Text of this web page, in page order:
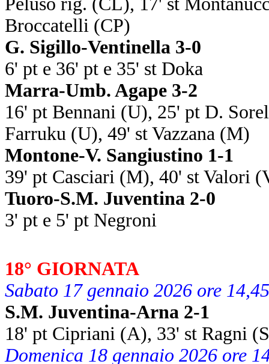
Broccatelli (CP)
G. Sigillo-Ventinella 3-0
6' pt e 36' pt e 35' st Doka
Marra-Umb. Agape 3-2
16' pt Bennani (U), 25' pt D.
Farruku (U), 49' st Vazzana (M)
Montone-V. Sangiustino 1-1
39' pt Casciari (M), 40' st Valori
Tuoro-S.M. Juventina 2-0
3' pt e 5' pt Negroni
18° GIORNATA
Sabato 17 gennaio 2026 ore 14,45
S.M. Juventina-Arna 2-1
18' pt Cipriani (A), 33' st Ragni
Domenica 18 gennaio 2026 ore